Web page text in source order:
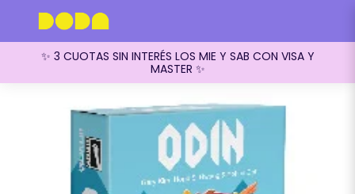
✨ 3 CUOTAS SIN INTERÉS LOS MIE Y SAB CON VISA Y
MASTER ✨